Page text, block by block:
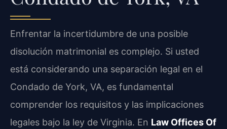
Enfrentar la incertidumbre de una posible
disolución matrimonial es complejo. Si usted
está considerando una separación legal en el
Condado de York, VA, es fundamental
comprender los requisitos y las implicaciones
legales bajo la ley de Virginia. En Law Offices Of